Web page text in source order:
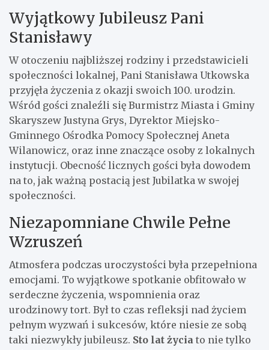
Wyjątkowy Jubileusz Pani
Stanisławy
W otoczeniu najbliższej rodziny i przedstawicieli
społeczności lokalnej, Pani Stanisława Utkowska
przyjęła życzenia z okazji swoich 100. urodzin.
Wśród gości znaleźli się Burmistrz Miasta i Gminy
Skaryszew Justyna Grys, Dyrektor Miejsko-
Gminnego Ośrodka Pomocy Społecznej Aneta
Wilanowicz, oraz inne znaczące osoby z lokalnych
instytucji. Obecność licznych gości była dowodem
na to, jak ważną postacią jest Jubilatka w swojej
społeczności.
Niezapomniane Chwile Pełne
Wzruszeń
Atmosfera podczas uroczystości była przepełniona
emocjami. To wyjątkowe spotkanie obfitowało w
serdeczne życzenia, wspomnienia oraz
urodzinowy tort. Był to czas refleksji nad życiem
pełnym wyzwań i sukcesów, które niesie ze sobą
taki niezwykły jubileusz. Sto lat życia to nie tylko